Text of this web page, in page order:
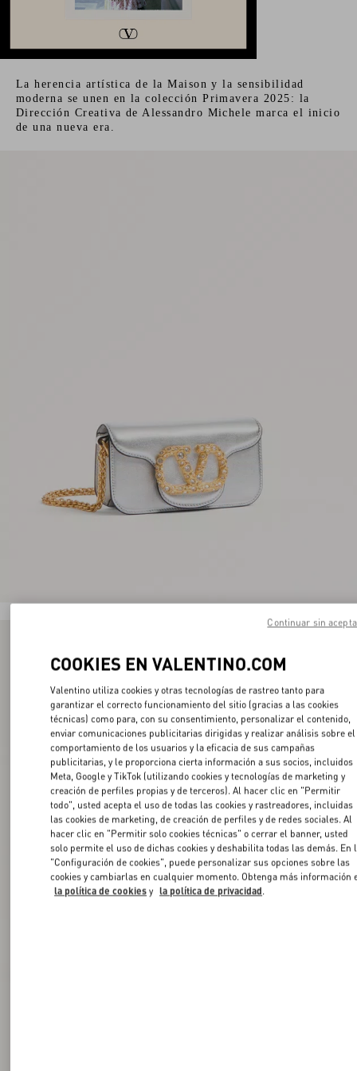
La herencia artística de la Maison y la sensibilidad
moderna se unen en la colección Primavera 2025: la
Dirección Creativa de Alessandro Michele marca el inicio
de una nueva era.
COOKIES EN VALENTINO.COM
Valentino utiliza cookies y otras tecnologías de rastreo tanto para
garantizar el correcto funcionamiento del sitio (gracias a las cookies
técnicas) como para, con su consentimiento, personalizar el contenido,
enviar comunicaciones publicitarias dirigidas y realizar análisis sobre el
comportamiento de los usuarios y la eficacia de sus campañas
publicitarias, y le proporciona cierta información a sus socios, incluidos
Meta, Google y TikTok (utilizando cookies y tecnologías de marketing y
creación de perfiles propias y de terceros). Al hacer clic en "Permitir
todo", usted acepta el uso de todas las cookies y rastreadores, incluidas
las cookies de marketing, de creación de perfiles y de redes sociales. Al
hacer clic en "Permitir solo cookies técnicas" o cerrar el banner, usted
solo permite el uso de dichas cookies y deshabilita todas las demás. En
"Configuración de cookies", puede personalizar sus opciones sobre las
cookies y cambiarlas en cualquier momento. Obtenga más información
la política de cookies y la política de privacidad.
Continuar sin